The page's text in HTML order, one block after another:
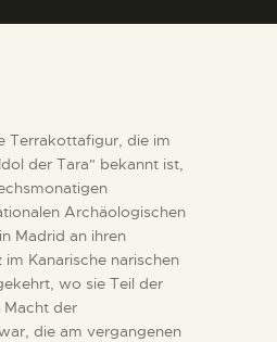
Terrakottafigur, die im
der Tara" bekannt ist,
Archäologischen
Madrid an ihren
Kanarische narischen
wo sie Teil der
Macht der
die am vergangenen